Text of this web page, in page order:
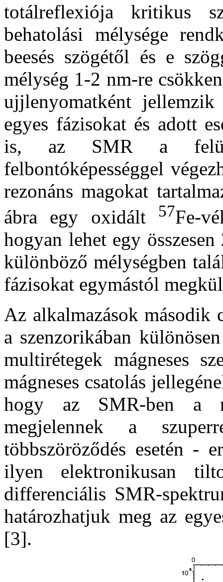
totálreflexiója kritikus
behatolási mélysége
beesés szögétől és e
mélység 1-2 nm-re
ujjlenyomatként jellemzik
egyes fázisokat és adott
is, az SMR a
felbontóképességgel
rezonáns magokat
ábra egy oxidált
57Fe-
hogyan lehet egy
különböző mélységben
fázisokat egymástól
Az alkalmazások második
a szenzorikában
multirétegek mágneses
mágneses csatolás
hogy az SMR-ben a
megjelennek a
többszöröződés esetén -
ilyen elektronikusan
differenciális SMR-
határozhatjuk meg az
[3].